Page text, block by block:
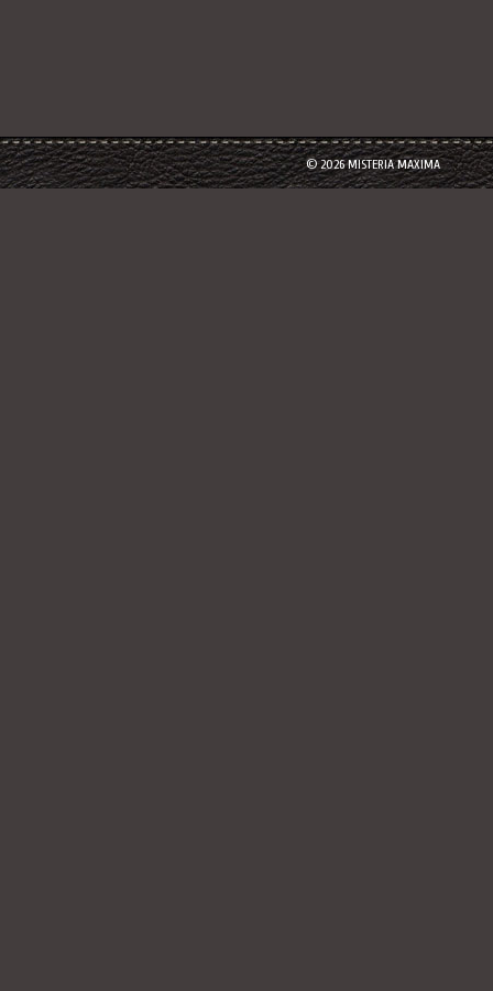
© 2026 MISTERIA MAXIMA